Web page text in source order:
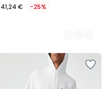
41,24 € -25%